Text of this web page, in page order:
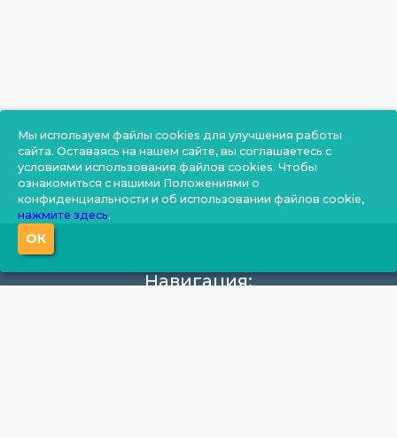
Навигация:
Мы используем файлы cookies для улучшения работы
сайта. Оставаясь на нашем сайте, вы соглашаетесь с
условиями использования файлов cookies. Чтобы
ознакомиться с нашими Положениями о
конфиденциальности и об использовании файлов cookie,
нажмите здесь.
ОК